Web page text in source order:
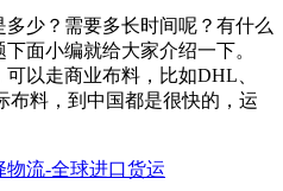
少？需要多长时间呢？有什么
面小编就给大家介绍一下。
以走商业布料，比如DHL、
布料，到中国都是很快的，运